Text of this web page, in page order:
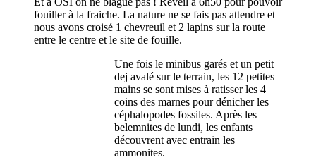
fouiller à la fraiche. La nature ne se fais pas attendre et
nous avons croisé 1 chevreuil et 2 lapins sur la route
entre le centre et le site de fouille.
Une fois le minibus garés et un petit
dej avalé sur le terrain, les 12 petites
mains se sont mises à ratisser les 4
coins des marnes pour dénicher les
céphalopodes fossiles. Après les
belemnites de lundi, les enfants
découvrent avec entrain les
ammonites.